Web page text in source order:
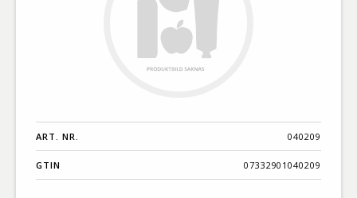
ART. NR. 040209
GTIN 07332901040209